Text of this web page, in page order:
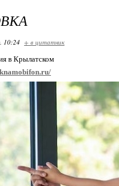
10:24 + в цитатник
в Крылатском